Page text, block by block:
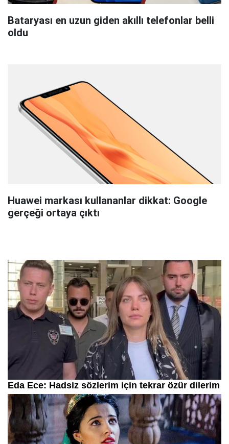
Bataryası en uzun giden akıllı telefonlar belli
oldu
Huawei markası kullananlar dikkat: Google
gerçeği ortaya çıktı